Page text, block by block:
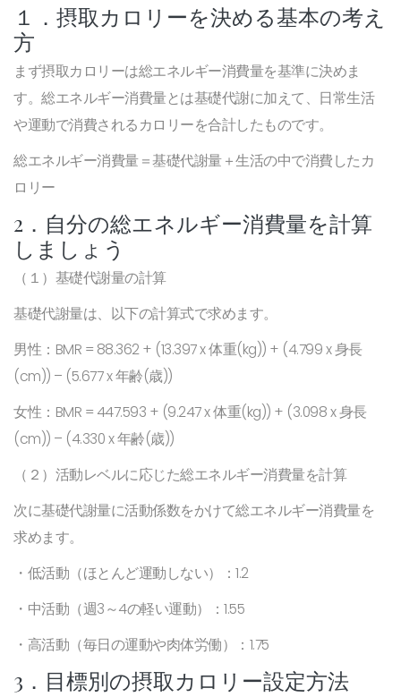
１．摂取カロリーを決める基本の考え
方
まず摂取カロリーは総エネルギー消費量を基準に決めま
す。総エネルギー消費量とは基礎代謝に加えて、日常生活
や運動で消費されるカロリーを合計したものです。
総エネルギー消費量＝基礎代謝量＋生活の中で消費したカ
ロリー
2．自分の総エネルギー消費量を計算
しましょう
（１）基礎代謝量の計算
基礎代謝量は、以下の計算式で求めます。
男性：BMR = 88.362 + (13.397 x 体重(kg)) + (4.799 x 身長
(cm)) – (5.677 x 年齢(歳))
女性：BMR = 447.593 + (9.247 x 体重(kg)) + (3.098 x 身長
(cm)) – (4.330 x 年齢(歳))
（２）活動レベルに応じた総エネルギー消費量を計算
次に基礎代謝量に活動係数をかけて総エネルギー消費量を
求めます。
・低活動（ほとんど運動しない）：1.2
・中活動（週3～4の軽い運動）：1.55
・高活動（毎日の運動や肉体労働）：1.75
3．目標別の摂取カロリー設定方法